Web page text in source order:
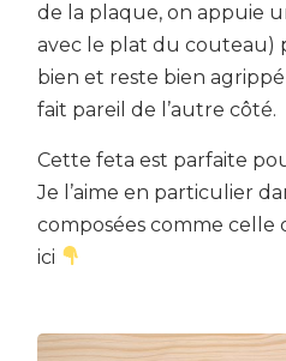
de la plaque, on appuie
avec le plat du
bien et reste bien
fait pareil de l’autre côté.
Cette feta est parfaite
Je l’aime en particulier
composées comme celle
ici